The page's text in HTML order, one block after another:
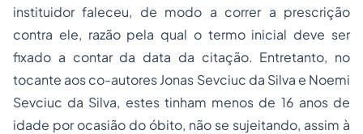
instituidor faleceu, de modo a correr a prescrição
contra ele, razão pela qual o termo inicial deve ser
fixado a contar da data da citação. Entretanto, no
tocante aos co-autores Jonas Sevciuc da Silva e Noemi
Sevciuc da Silva, estes tinham menos de 16 anos de
idade por ocasião do óbito, não se sujeitando, assim à